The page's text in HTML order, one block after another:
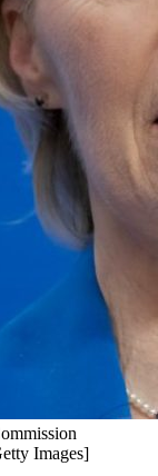
Images]